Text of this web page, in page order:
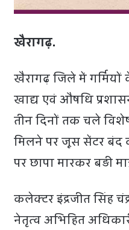
खैरागढ़.
खैरागढ़ जिले में
खाद्य एवं औषधि
तीन दिनों तक चले
मिलने पर जूस सेंटर बंद
पर छापा मारकर बड़ी
कलेक्टर इंद्रजीत सिंह
नेतृत्व अभिहित